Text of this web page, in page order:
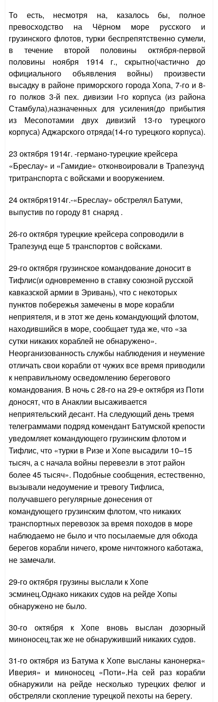
То есть, несмотря на, казалось бы, полное
превосходство на Чёрном море русского и
грузинского флотов, турки беспрепятственно сумели,
в течение второй половины октября-первой
половины ноября 1914 г., скрытно(частично до
официального объявления войны) произвести
высадку в районе приморского города Хопа, 7-го и 8-
го полков 3-й пех. дивизии I-го корпуса (из района
Стамбула),назначенных для усиления(до прибытия
из Месопотамии двух дивизий 13-го турецкого
корпуса) Аджарского отряда(14-го турецкого корпуса).
23 октября 1914г. -германо-турецкие крейсера
«Бреслау» и «Гамидие» отконвоировали в Трапезунд
тритранспорта с войсками и вооружением.
24 октября1914г.-«Бреслау» обстрелял Батуми,
выпустив по городу 81 снаряд .
26-го октября турецкие крейсера сопроводили в
Трапезунд еще 5 транспортов с войсками.
29-го октября грузинское командование доносит в
Тифлис(и одновременно в ставку союзной русской
кавказской армии в Эривань), что с некоторых
пунктов побережья замечены в море корабли
неприятеля, и в этот же день командующий флотом,
находившийся в море, сообщает туда же, что «за
сутки никаких кораблей не обнаружено».
Неорганизованность службы наблюдения и неумение
отличать свои корабли от чужих все время приводили
к неправильному осведомлению берегового
командования. В ночь с 28-го на 29-е октября из Поти
доносят, что в Анаклии высаживается
неприятельский десант. На следующий день тремя
телеграммами подряд комендант Батумской крепости
уведомляет командующего грузинским флотом и
Тифлис, что «турки в Ризе и Хопе высадили 10–15
тысяч, а с начала войны перевезли в этот район
более 45 тысяч». Подобные сообщения, естественно,
вызывали недоумение и тревогу Тифлиса,
получавшего регулярные донесения от
командующего грузинским флотом, что никаких
транспортных перевозок за время походов в море
наблюдаемо не было и что посылаемые для обхода
берегов корабли ничего, кроме ничтожного каботажа,
не замечали.
29-го октября грузины выслали к Хопе
эсминец.Однако никаких судов на рейде Хопы
обнаружено не было.
30-го октября к Хопе вновь выслан дозорный
миноносец,так же не обнаруживший никаких судов.
31-го октября из Батума к Хопе высланы канонерка«
Иверия» и миноносец «Поти».На сей раз корабли
обнаружили на рейде несколько турецких фелюг и
обстреляли скопление турецкой пехоты на берегу.